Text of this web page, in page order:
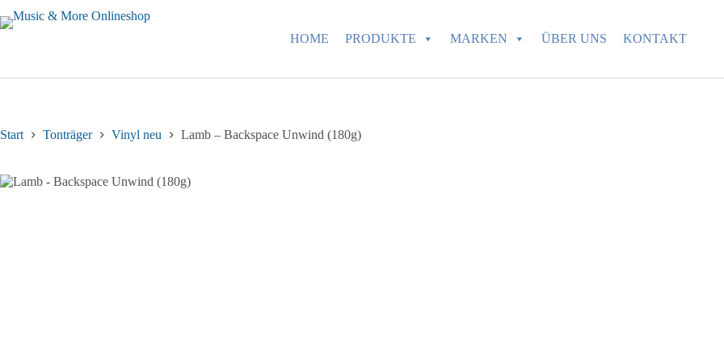
Inhalt
HOME PRODUKTE MARKEN ÜBER UNS KONTAKT
Start Tonträger Vinyl neu Lamb – Backspace Unwind (180g)